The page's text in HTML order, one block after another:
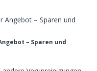
– Sparen und